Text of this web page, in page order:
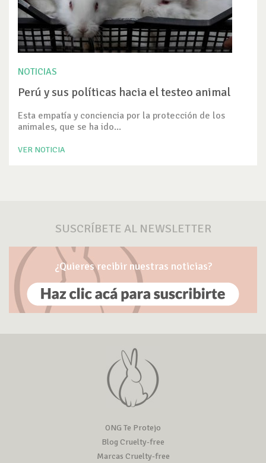
NOTICIAS
Perú y sus políticas hacia el testeo animal
Esta empatía y conciencia por la protección de los
animales, que se ha ido...
VER NOTICIA
SUSCRÍBETE AL NEWSLETTER
¿Quieres recibir nuestras noticias?
ONG Te Protejo
Blog Cruelty-free
Marcas Cruelty-free